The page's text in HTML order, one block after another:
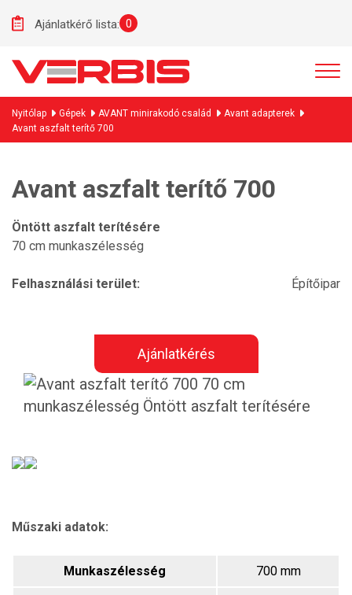
Ajánlatkérő lista: 0
Nyitólap Gépek AVANT minirakodó család
Avant adapterek
Avant aszfalt terítő 700
Avant aszfalt terítő 700
Öntött aszfalt terítésére
70 cm munkaszélesség
Felhasználási terület: Építőipar
Ajánlatkérés
Műszaki adatok:
Munkaszélesség 700 mm